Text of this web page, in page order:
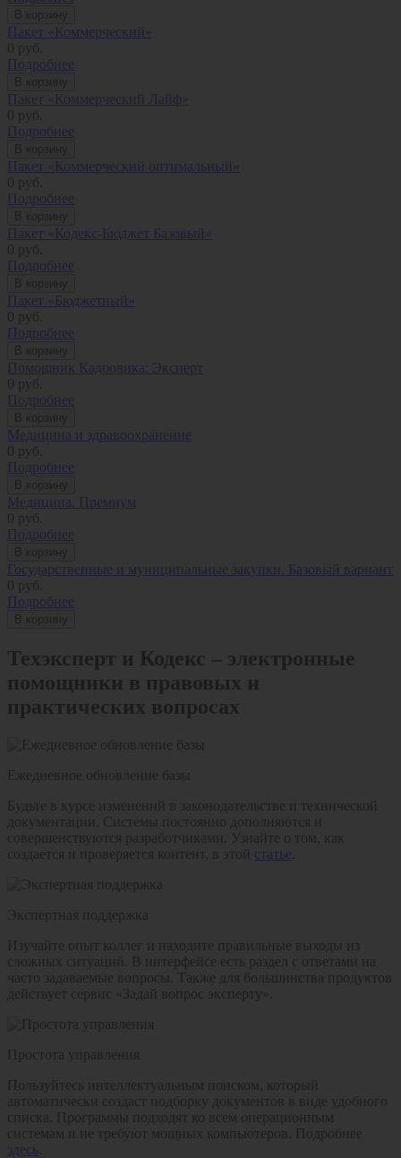
Пакет «Коммерческий»
0 руб.
Подробнее
Пакет «Коммерческий Лайф»
0 руб.
Подробнее
Пакет «Коммерческий оптимальный»
0 руб.
Подробнее
Пакет «Кодекс-Бюджет Базовый»
0 руб.
Подробнее
Пакет «Бюджетный»
0 руб.
Подробнее
Помощник Кадровика: Эксперт
0 руб.
Подробнее
Медицина и здравоохранение
0 руб.
Подробнее
Медицина. Премиум
0 руб.
Подробнее
Государственные и муниципальные закупки. Базовый вариант
0 руб.
Подробнее
Техэксперт и Кодекс – электронные
помощники в правовых и
практических вопросах
Ежедневное обновление базы
Будьте в курсе изменений в законодательстве и технической
документации. Системы постоянно дополняются и
совершенствуются разработчиками. Узнайте о том, как
создается и проверяется контент, в этой статье
Экспертная поддержка
Изучайте опыт коллег и находите правильные выходы из
сложных ситуаций. В интерфейсе есть раздел с ответами на
часто задаваемые вопросы. Также для большинства продуктов
действует сервис «Задай вопрос эксперту».
Простота управления
Пользуйтесь интеллектуальным поиском, который
автоматически создаст подборку документов в виде удобного
списка. Программы подходят ко всем операционным
системам и не требуют мощных компьютеров. Подробнее
здесь